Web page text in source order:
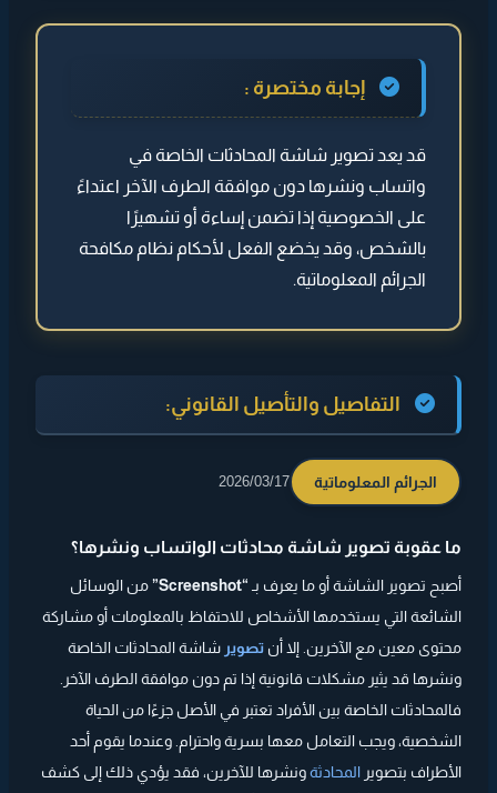
◄ إجابة مختصرة :
◄ التفاصيل والتأصيل القانوني:
◄ نشر صور محادثات الواتساب
◄ الحالات
◄ الاحتفاظ بالأدلة
◄ نصيحة
إجابة مختصرة :
قد يعد تصوير شاشة المحادثات الخاصة في
واتساب ونشرها دون موافقة الطرف الآخر اعتداءً
على الخصوصية إذا تضمن إساءة أو تشهيرًا
بالشخص، وقد يخضع الفعل لأحكام نظام مكافحة
الجرائم المعلوماتية.
التفاصيل والتأصيل القانوني:
الجرائم المعلوماتية 2026/03/17
ما عقوبة تصوير شاشة محادثات الواتساب ونشرها؟
أصبح تصوير الشاشة أو ما يعرف بـ “Screenshot”
من الوسائل
الشائعة التي يستخدمها الأشخاص للاحتفاظ بالمعلومات أو مشاركة
محتوى معين مع الآخرين. إلا أن تصوير شاشة المحادثات الخاصة
ونشرها قد يثير مشكلات قانونية إذا تم دون موافقة الطرف الآخر.
فالمحادثات الخاصة بين الأفراد تعتبر في الأصل جزءًا من الحياة
الشخصية، ويجب التعامل معها بسرية واحترام. وعندما يقوم أحد
الأطراف بتصوير المحادثةونشرها للآخرين، فقد يؤدي ذلك إلى كشف